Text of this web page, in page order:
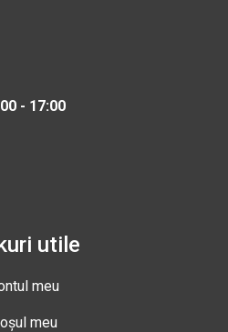
- 17:00
utile
meu
meu